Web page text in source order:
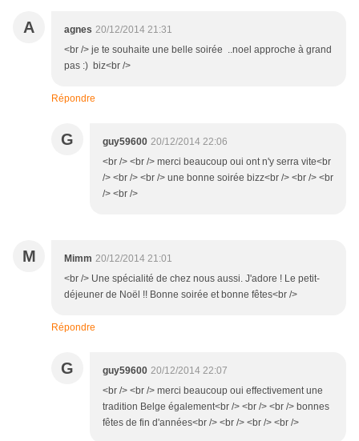
A agnes 20/12/2014 21:31
<br /> je te souhaite une belle soirée ..noel approche à grand
pas :) biz<br />
Répondre
G guy59600 20/12/2014 22:06
<br /> <br /> merci beaucoup oui ont n'y serra vite<br
/> <br /> <br /> une bonne soirée bizz<br /> <br /> <br
/> <br />
M Mimm 20/12/2014 21:01
<br /> Une spécialité de chez nous aussi. J'adore ! Le petit-
déjeuner de Noël !! Bonne soirée et bonne fêtes<br />
Répondre
G guy59600 20/12/2014 22:07
<br /> <br /> merci beaucoup oui effectivement une
tradition Belge également<br /> <br /> <br /> bonnes
fêtes de fin d'années<br /> <br /> <br /> <br />